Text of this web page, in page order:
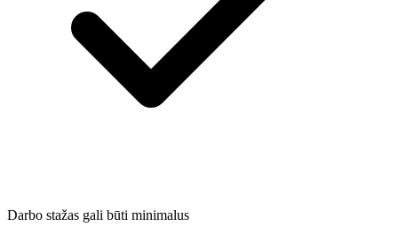
Darbo stažas gali būti minimalus